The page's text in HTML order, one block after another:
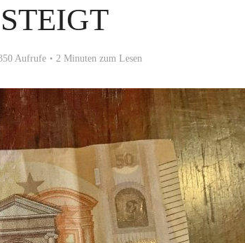
Aufrufe 2 Minuten zum Lesen